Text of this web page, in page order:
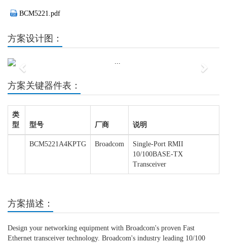
BCM5221.pdf
方案设计图：
Previous Next
方案关键器件表：
类
型
型号 厂商 说明
BCM5221A4KPTG Broadcom
Single-Port RMII
10/100BASE-TX
Transceiver
方案描述：
Design your networking equipment with Broadcom's proven Fast
Ethernet transceiver technology. Broadcom's industry leading 10/100